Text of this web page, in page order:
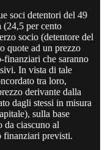
soci detentori del 49
(24,5 per cento
socio (detentore del
quote ad un prezzo
finanziari che saranno
In vista di tale
tra loro,
derivante dalla
dagli stessi in misura
sulla base
da ciascuno al
finanziari previsti.